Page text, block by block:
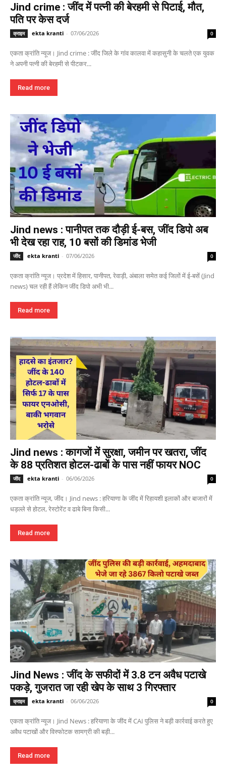
Jind crime : जींद में पत्नी की बेरहमी से पिटाई, मौत,
पति पर केस दर्ज
क्राइम ekta kranti - 07/06/2026 0
एकता क्रांति न्यूज। Jind crime : जींद जिले के गांव कालवा में कहासुनी के चलते एक युवक
ने अपनी पत्नी की बेरहमी से पीटकर...
Read more
Jind news : पानीपत तक दौड़ी ई-बस, जींद डिपो अब
भी देख रहा राह, 10 बसों की डिमांड भेजी
जींद ekta kranti - 07/06/2026 0
एकता क्रांति न्यूज। प्रदेश में हिसार, पानीपत, रेवाड़ी, अंबाला समेत कई जिलों में ई-बसें (Jind
news) चल रही हैं लेकिन जींद डिपो अभी भी...
Read more
Jind news : कागजों में सुरक्षा, जमीन पर खतरा, जींद
के 88 प्रतिशत होटल-ढाबों के पास नहीं फायर NOC
जींद ekta kranti - 06/06/2026 0
एकता क्रांति न्यूज, जींद। Jind news : हरियाणा के जींद में रिहायशी इलाकों और बाजारों में
धड़ल्ले से होटल, रेस्टोरेंट व ढाबे बिना किसी...
Read more
Jind News : जींद के सफीदों में 3.8 टन अवैध पटाखे
पकड़े, गुजरात जा रही खेप के साथ 3 गिरफ्तार
क्राइम ekta kranti - 06/06/2026 0
एकता क्रांति न्यूज। Jind News : हरियाणा के जींद में CAI पुलिस ने बड़ी कार्रवाई करते हुए
अवैध पटाखों और विस्फोटक सामग्री की बड़ी...
Read more